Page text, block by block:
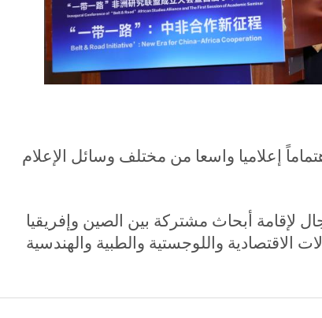
إعلاميا واسعا من مختلف وسائل الإعلام
لإقامة أبحاث مشتركة بين الصين وإفريقيا
واللوجستية والطبية والهندسية